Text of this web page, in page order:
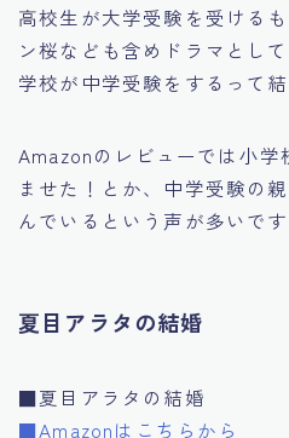
高校生が大学受験を受ける
ン桜なども含めドラマとし
学校が中学受験をするって
Amazonのレビューでは小
ませた！とか、中学受験の
んでいるという声が多いです
夏目アラタの結婚
■夏目アラタの結婚
■Amazonはこちらから